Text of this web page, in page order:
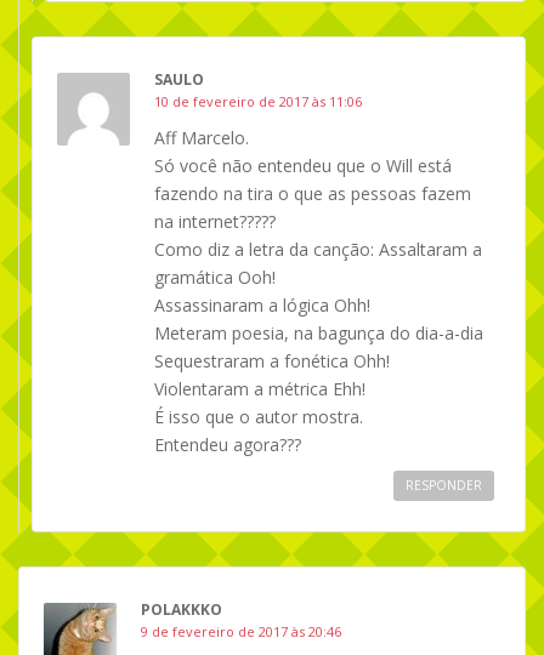
SAULO
10 de fevereiro de 2017 às 11:06
Aff Marcelo.
Só você não entendeu que o Will está
fazendo na tira o que as pessoas fazem
na internet?????
Como diz a letra da canção: Assaltaram a
gramática Ooh!
Assassinaram a lógica Ohh!
Meteram poesia, na bagunça do dia-a-dia
Sequestraram a fonética Ohh!
Violentaram a métrica Ehh!
É isso que o autor mostra.
Entendeu agora???
RESPONDER
POLAKKKO
9 de fevereiro de 2017 às 20:46